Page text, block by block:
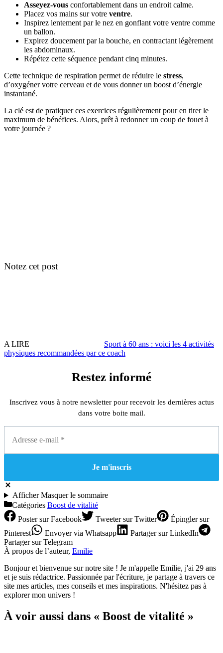
Asseyez-vous confortablement dans un endroit calme.
Placez vos mains sur votre ventre.
Inspirez lentement par le nez en gonflant votre ventre comme
un ballon.
Expirez doucement par la bouche, en contractant légèrement
les abdominaux.
Répétez cette séquence pendant cinq minutes.
Cette technique de respiration permet de réduire le stress,
d’oxygéner votre cerveau et de vous donner un boost d’énergie
instantané.
La clé est de pratiquer ces exercices régulièrement pour en tirer le
maximum de bénéfices. Alors, prêt à redonner un coup de fouet à
votre journée ?
Notez cet post
A LIRE
Sport à 60 ans : voici les 4 activités
physiques recommandées par ce coach
Restez informé
Inscrivez vous à notre newsletter pour recevoir les dernières actus
dans votre boite mail.
AfficherMasquerle sommaire
Catégories Boost de vitalité
Postersur Facebook Tweetersur Twitter Épinglersur
Pinterest
Envoyervia Whatsapp Partagersur LinkedIn
Partagersur Telegram
À propos de l’auteur, Emilie
Bonjour et bienvenue sur notre site ! Je m'appelle Emilie, j'ai 29 ans
et je suis rédactrice. Passionnée par l'écriture, je partage à travers ce
site mes articles, mes conseils et mes inspirations. N'hésitez pas à
explorer mon univers !
À voir aussi dans « Boost de vitalité »